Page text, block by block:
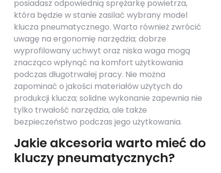
posiadasz odpowiednią sprężarkę powietrza,
która będzie w stanie zasilać wybrany model
klucza pneumatycznego. Warto również zwrócić
uwagę na ergonomię narzędzia; dobrze
wyprofilowany uchwyt oraz niska waga mogą
znacząco wpłynąć na komfort użytkowania
podczas długotrwałej pracy. Nie można
zapominać o jakości materiałów użytych do
produkcji klucza; solidne wykonanie zapewnia nie
tylko trwałość narzędzia, ale także
bezpieczeństwo podczas jego użytkowania.
Jakie akcesoria warto mieć do
kluczy pneumatycznych?